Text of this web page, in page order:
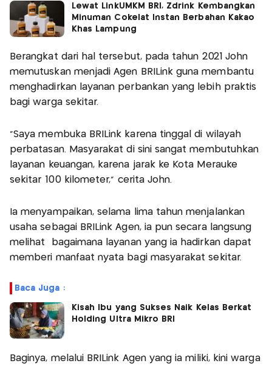
Lewat LinkUMKM BRI, Zdrink Kembangkan
Minuman Cokelat Instan Berbahan Kakao
Khas Lampung
Berangkat dari hal tersebut, pada tahun 2021 John
memutuskan menjadi Agen BRILink guna membantu
menghadirkan layanan perbankan yang lebih praktis
bagi warga sekitar.
"Saya membuka BRILink karena tinggal di wilayah
perbatasan. Masyarakat di sini sangat membutuhkan
layanan keuangan, karena jarak ke Kota Merauke
sekitar 100 kilometer,” cerita John.
Ia menyampaikan, selama lima tahun menjalankan
usaha sebagai BRILink Agen, ia pun secara langsung
melihat bagaimana layanan yang ia hadirkan dapat
memberi manfaat nyata bagi masyarakat sekitar.
Baca Juga :
Kisah Ibu yang Sukses Naik Kelas Berkat
Holding Ultra Mikro BRI
Baginya, melalui BRILink Agen yang ia miliki, kini warga